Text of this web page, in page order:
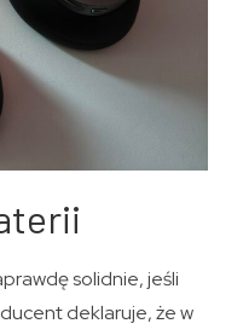
solidnie, jeśli
deklaruje, że w